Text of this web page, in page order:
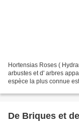
Hortensias Roses (
arbustes et d' arbres
espèce la plus connue
De Briques et